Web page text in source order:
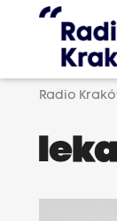
Radio